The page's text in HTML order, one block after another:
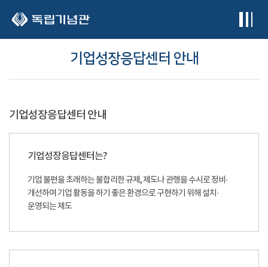
기업성장응답센터 안내
기업성장응답센터 안내
기업성장응답센터는?
기업 불편을 초래하는 불합리한 규제, 제도나 관행을 수시로 정비·
개선하여 기업 활동을 하기 좋은 환경으로 구현하기 위해 설치·
운영되는 제도